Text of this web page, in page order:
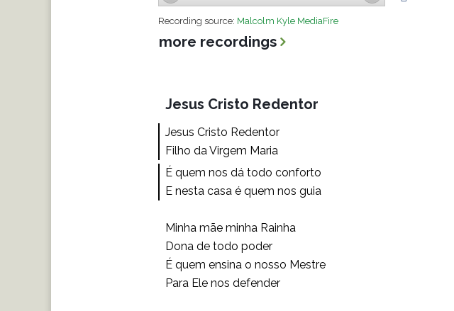
Recording source: Malcolm Kyle MediaFire
more recordings
Jesus Cristo Redentor
Jesus Cristo Redentor
Filho da Virgem Maria
É quem nos dá todo conforto
E nesta casa é quem nos guia
Minha mãe minha Rainha
Dona de todo poder
É quem ensina o nosso Mestre
Para Ele nos defender